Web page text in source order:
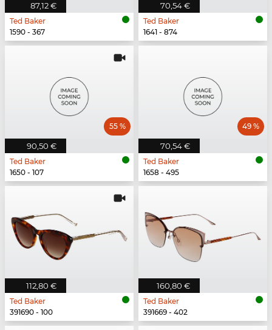
87,12 €
Ted Baker
1590 - 367
70,54 €
Ted Baker
1641 - 874
90,50 €
55 %
Ted Baker
1650 - 107
70,54 €
49 %
Ted Baker
1658 - 495
112,80 €
Ted Baker
391690 - 100
160,80 €
Ted Baker
391669 - 402